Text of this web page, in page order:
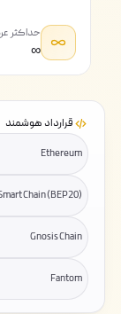
حداکثر
∞
قرارداد هوشمند
Ethereum
Chain (BEP20)
Gnosis Chain
Fantom